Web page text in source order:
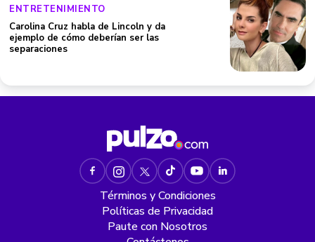
ENTRETENIMIENTO
Carolina Cruz habla de Lincoln y da
ejemplo de cómo deberían ser las
separaciones
Términos y Condiciones
Políticas de Privacidad
Paute con Nosotros